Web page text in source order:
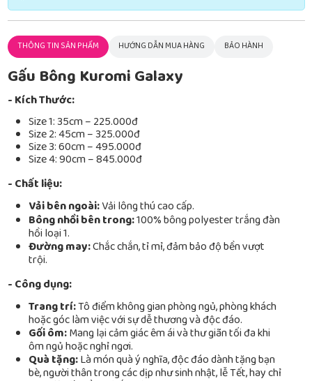
THÔNG TIN SẢN PHẨM HƯỚNG DẪN MUA HÀNG BẢO HÀNH
Gấu Bông Kuromi Galaxy
- Kích Thước:
Size 1: 35cm – 225.000đ
Size 2: 45cm – 325.000đ
Size 3: 60cm – 495.000đ
Size 4: 90cm – 845.000đ
- Chất liệu:
Vải bên ngoài:Vải lông thú cao cấp.
Bông nhồi bên trong:100% bông polyester trắng đàn
hồi loại 1.
Đường may:Chắc chắn, tỉ mỉ, đảm bảo độ bền vượt
trội.
- Công dụng:
Trang trí:Tô điểm không gian phòng ngủ, phòng khách
hoặc góc làm việc với sự dễ thương và độc đáo.
Gối ôm:Mang lại cảm giác êm ái và thư giãn tối đa khi
ôm ngủ hoặc nghỉ ngơi.
Quà tặng:Là món quà ý nghĩa, độc đáo dành tặng bạn
bè, người thân trong các dịp như sinh nhật, lễ Tết, hay chỉ